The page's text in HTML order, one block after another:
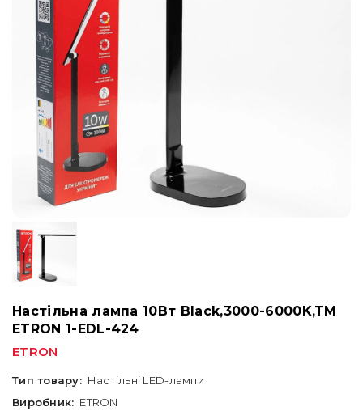
Настільна лампа 10Вт Black,3000-6000K,TM
ETRON 1-EDL-424
ETRON
Тип товару: Настільні LED-лампи
Виробник: ETRON